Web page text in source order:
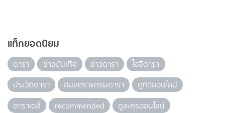
แท็กยอดนิยม
ดารา ข่าวบันเทิง ข่าวดารา
ไอจีดารา
ประวัติดารา
อินสตราแกรมดารา
ดูทีวีออนไลน์
ดาราเดลี่
recommended ดูละครออนไลน์